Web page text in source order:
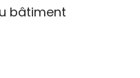
bâtiment